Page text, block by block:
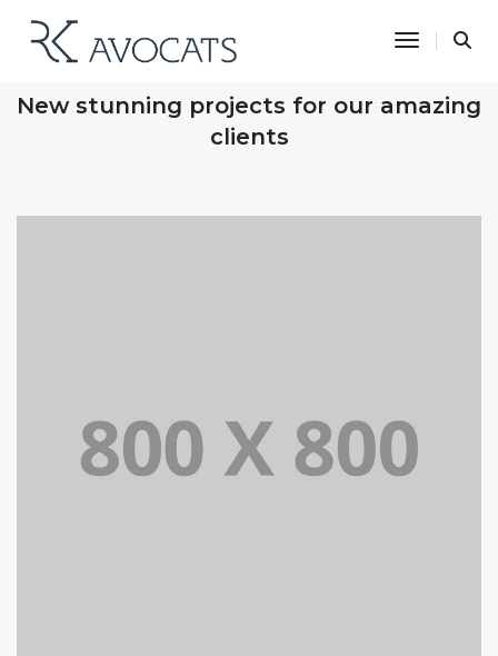
Toggle
OUR RECENT WORKS
New stunning projects for our amazing
clients